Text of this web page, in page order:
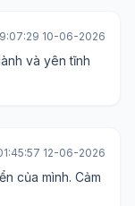
10-06-2026
và yên tĩnh
12-06-2026
của mình. Cảm